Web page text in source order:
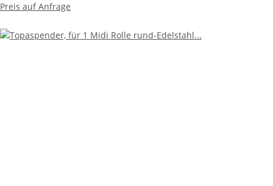
Preis auf Anfrage